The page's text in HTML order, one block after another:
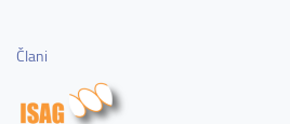
Člani